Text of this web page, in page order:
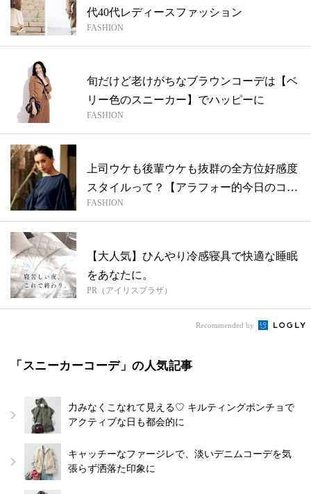
代40代レディースファッション
FASHION
旬だけど老けがちなブラウンコーデは【ベ
リー色のスニーカー】でハッピーに
FASHION
上司ウケも後輩ウケも抜群の全方位好感度
スタイルって？【アラフォー的今日のコー
デ】
FASHION
【大人気】ひんやり冷感寝具で快適な睡眠
をあなたに。
PR（アイリスプラザ）
Recommended by
「スニーカーコーデ」の人気記事
力みなくこなれて見える♡ キルティングポンチョで
アクティブな日も都会的に
キャッチーなファージレで、淡いデニムコーデを気
張らず洒落た印象に